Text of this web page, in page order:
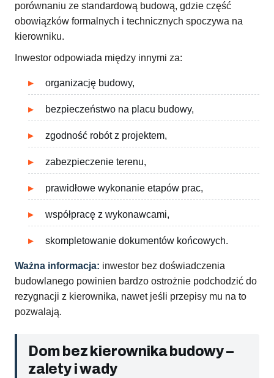
porównaniu ze standardową budową, gdzie część
obowiązków formalnych i technicznych spoczywa na
kierowniku.
Inwestor odpowiada między innymi za:
organizację budowy,
bezpieczeństwo na placu budowy,
zgodność robót z projektem,
zabezpieczenie terenu,
prawidłowe wykonanie etapów prac,
współpracę z wykonawcami,
skompletowanie dokumentów końcowych.
Ważna informacja: inwestor bez doświadczenia
budowlanego powinien bardzo ostrożnie podchodzić do
rezygnacji z kierownika, nawet jeśli przepisy mu na to
pozwalają.
Dom bez kierownika budowy –
zalety i wady